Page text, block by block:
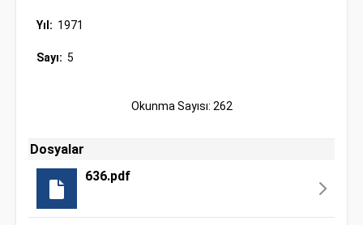
Yıl: 1971
Sayı: 5
Okunma Sayısı: 262
Dosyalar
636.pdf